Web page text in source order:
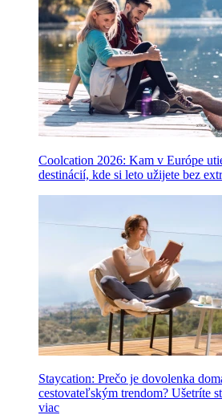
Coolcation 2026: Kam v Európe
destinácií, kde si leto užijete bez
Staycation: Prečo je dovolenka
cestovateľským trendom? Ušetríte
viac